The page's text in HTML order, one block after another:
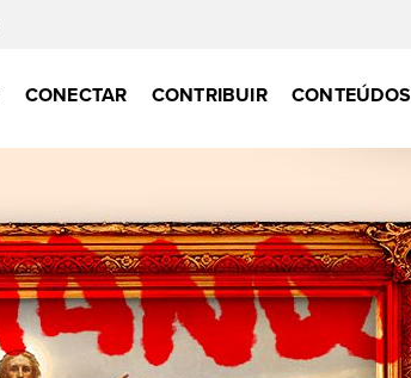
CONECTAR CONTRIBUIR CONTEÚDOS